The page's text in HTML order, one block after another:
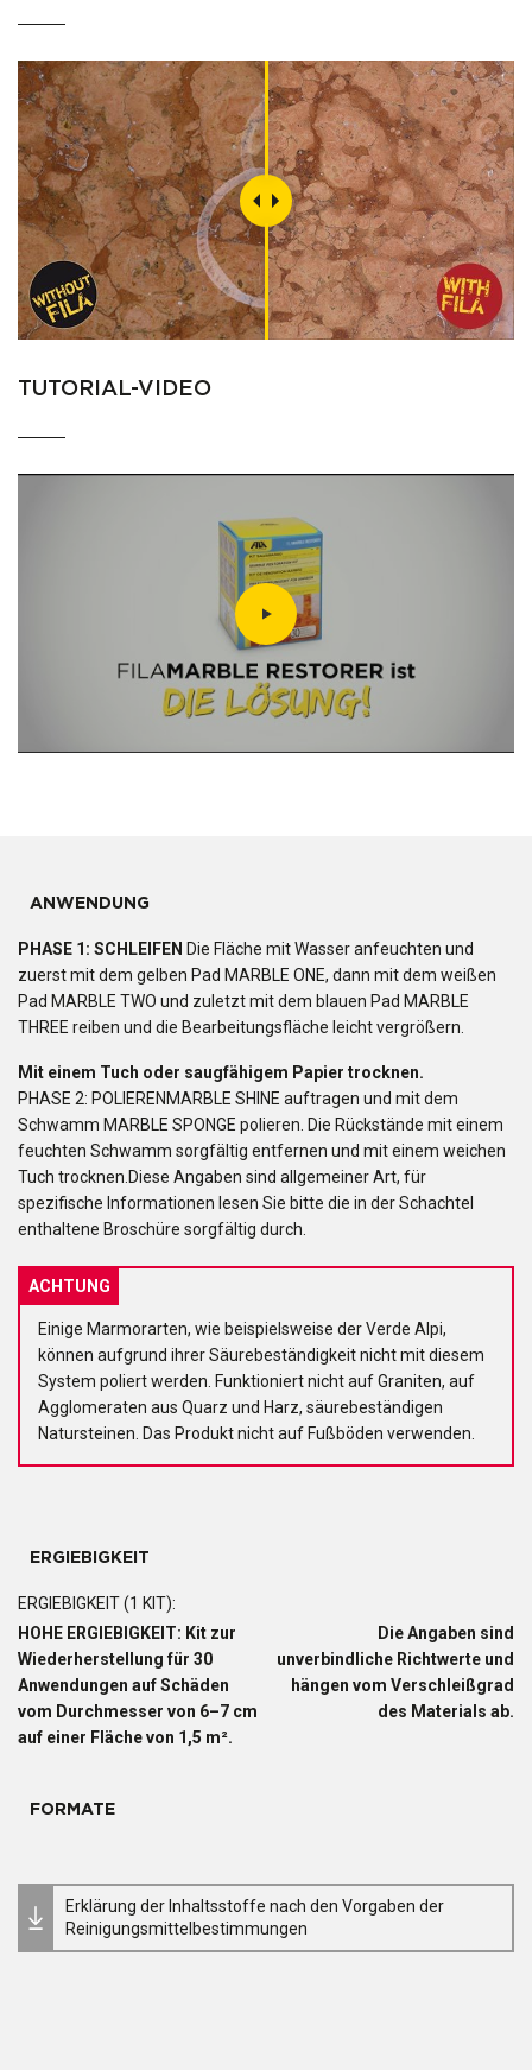
TUTORIAL-VIDEO
ANWENDUNG
PHASE 1: SCHLEIFEN Die Fläche mit Wasser anfeuchten und
zuerst mit dem gelben Pad MARBLE ONE, dann mit dem weißen
Pad MARBLE TWO und zuletzt mit dem blauen Pad MARBLE
THREE reiben und die Bearbeitungsfläche leicht vergrößern.
Mit einem Tuch oder saugfähigem Papier trocknen.
PHASE 2: POLIERENMARBLE SHINE auftragen und mit dem
Schwamm MARBLE SPONGE polieren. Die Rückstände mit einem
feuchten Schwamm sorgfältig entfernen und mit einem weichen
Tuch trocknen.Diese Angaben sind allgemeiner Art, für
spezifische Informationen lesen Sie bitte die in der Schachtel
enthaltene Broschüre sorgfältig durch.
ACHTUNG
Einige Marmorarten, wie beispielsweise der Verde Alpi,
können aufgrund ihrer Säurebeständigkeit nicht mit diesem
System poliert werden. Funktioniert nicht auf Graniten, auf
Agglomeraten aus Quarz und Harz, säurebeständigen
Natursteinen. Das Produkt nicht auf Fußböden verwenden.
ERGIEBIGKEIT
ERGIEBIGKEIT (1 KIT):
HOHE ERGIEBIGKEIT: Kit zur
Wiederherstellung für 30
Anwendungen auf Schäden
vom Durchmesser von 6–7 cm
auf einer Fläche von 1,5 m².
Die Angaben sind
unverbindliche Richtwerte und
hängen vom Verschleißgrad
des Materials ab.
FORMATE
Erklärung der Inhaltsstoffe nach den Vorgaben der
Reinigungsmittelbestimmungen